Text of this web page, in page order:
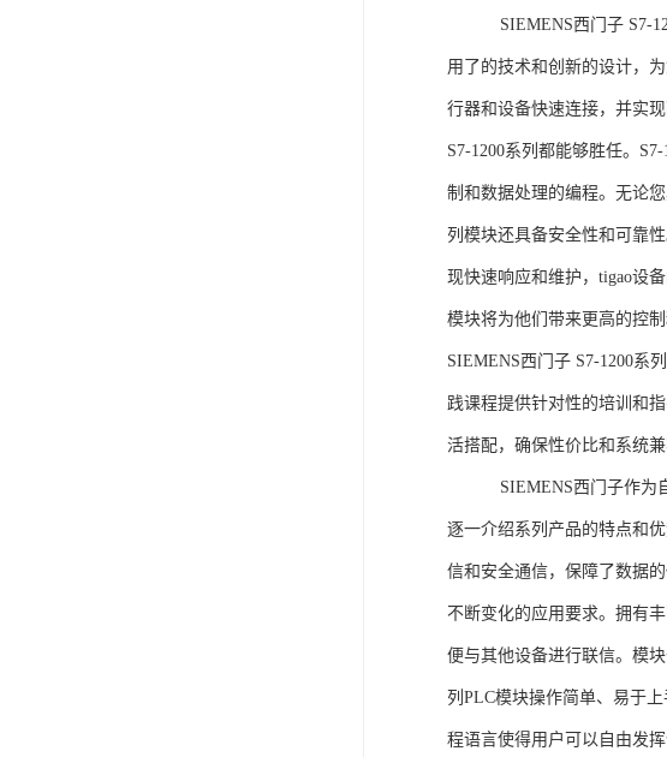
SIEMENS西门子 S7-1200
用了的技术和创新的设计，
行器和设备快速连接，并实
S7-1200系列都能够胜任。
制和数据处理的编程。无论
列模块还具备安全性和可靠
现快速响应和维护，tigao设
模块将为他们带来更高的控
SIEMENS西门子 S7-1200系
践课程提供针对性的培训和
活搭配，确保性价比和系统
SIEMENS西门子作为自动
逐一介绍系列产品的特点和
信和安全通信，保障了数据
不断变化的应用要求。拥有
便与其他设备进行联信。模
列PLC模块操作简单、易于
程语言使得用户可以自由发